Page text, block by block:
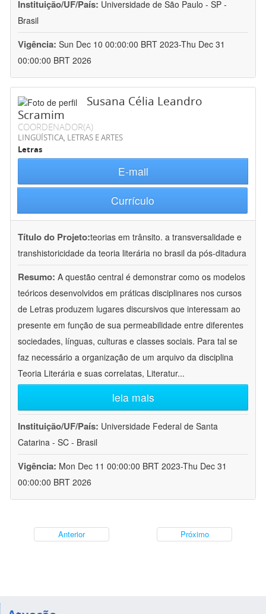
Instituição/UF/País: Universidade de São Paulo - SP -
Brasil
Vigência: Sun Dec 10 00:00:00 BRT 2023-Thu Dec 31
00:00:00 BRT 2026
Susana Célia Leandro
Scramim
COORDENADOR(A)
LINGÜÍSTICA, LETRAS E ARTES
Letras
E-mail
Currículo
Título do Projeto:teorias em trânsito. a transversalidade e
transhistoricidade da teoria literária no brasil da pós-ditadura
Resumo: A questão central é demonstrar como os modelos
teóricos desenvolvidos em práticas disciplinares nos cursos
de Letras produzem lugares discursivos que interessam ao
presente em função de sua permeabilidade entre diferentes
sociedades, línguas, culturas e classes sociais. Para tal se
faz necessário a organização de um arquivo da disciplina
Teoria Literária e suas correlatas, Literatur...
leia mais
Instituição/UF/País: Universidade Federal de Santa
Catarina - SC - Brasil
Vigência: Mon Dec 11 00:00:00 BRT 2023-Thu Dec 31
00:00:00 BRT 2026
Anterior Próximo